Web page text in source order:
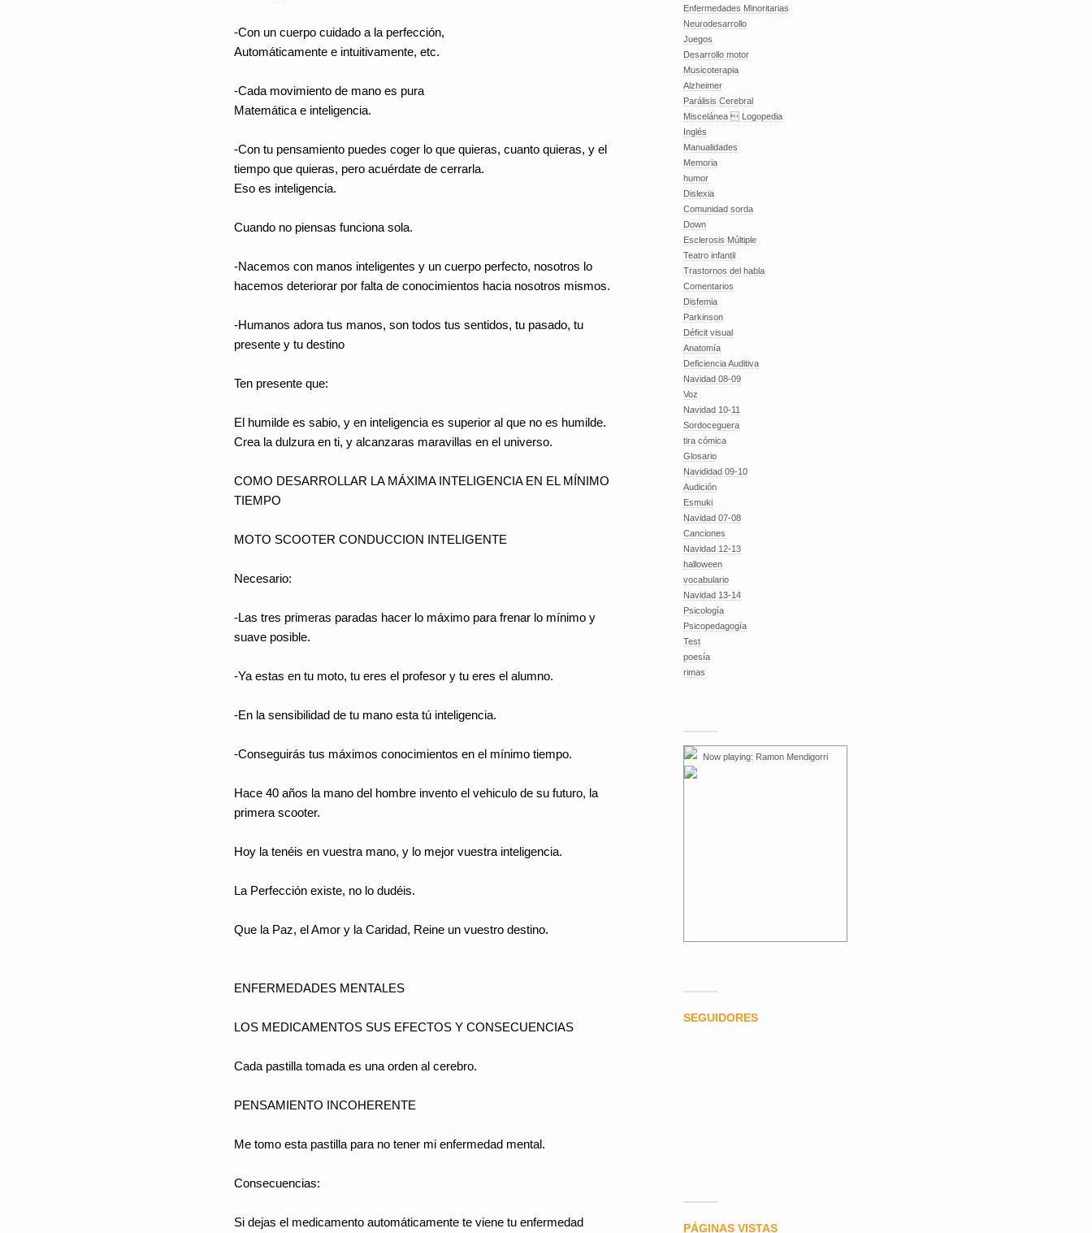
-Con un cuerpo cuidado a la perfección,
Automáticamente e intuitivamente, etc.
-Cada movimiento de mano es pura
Matemática e inteligencia.
-Con tu pensamiento puedes coger lo que quieras, cuanto quieras, y el
tiempo que quieras, pero acuérdate de cerrarla.
Eso es inteligencia.
Cuando no piensas funciona sola.
-Nacemos con manos inteligentes y un cuerpo perfecto, nosotros lo
hacemos deteriorar por falta de conocimientos hacia nosotros mismos.
-Humanos adora tus manos, son todos tus sentidos, tu pasado, tu
presente y tu destino
Ten presente que:
El humilde es sabio, y en inteligencia es superior al que no es humilde.
Crea la dulzura en ti, y alcanzaras maravillas en el universo.
COMO DESARROLLAR LA MÁXIMA INTELIGENCIA EN EL MÍNIMO
TIEMPO
MOTO SCOOTER CONDUCCION INTELIGENTE
Necesario:
-Las tres primeras paradas hacer lo máximo para frenar lo mínimo y
suave posible.
-Ya estas en tu moto, tu eres el profesor y tu eres el alumno.
-En la sensibilidad de tu mano esta tú inteligencia.
-Conseguirás tus máximos conocimientos en el mínimo tiempo.
Hace 40 años la mano del hombre invento el vehiculo de su futuro, la
primera scooter.
Hoy la tenéis en vuestra mano, y lo mejor vuestra inteligencia.
La Perfección existe, no lo dudéis.
Que la Paz, el Amor y la Caridad, Reine un vuestro destino.
ENFERMEDADES MENTALES
LOS MEDICAMENTOS SUS EFECTOS Y CONSECUENCIAS
Cada pastilla tomada es una orden al cerebro.
PENSAMIENTO INCOHERENTE
Me tomo esta pastilla para no tener mi enfermedad mental.
Consecuencias:
Si dejas el medicamento automáticamente te viene tu enfermedad
Enfermedades Minoritarias
Neurodesarrollo
Juegos
Desarrollo motor
Musicoterapia
Alzheimer
Parálisis Cerebral
Miscelánea  Logopedia
Inglés
Manualidades
Memoria
humor
Dislexia
Comunidad sorda
Down
Esclerosis Múltiple
Teatro infantil
Trastornos del habla
Comentarios
Disfemia
Parkinson
Déficit visual
Anatomía
Deficiencia Auditiva
Navidad 08-09
Voz
Navidad 10-11
Sordoceguera
tira cómica
Glosario
Navididad 09-10
Audición
Esmuki
Navidad 07-08
Canciones
Navidad 12-13
halloween
vocabulario
Navidad 13-14
Psicología
Psicopedagogía
Test
poesía
rimas
Now playing: Ramon Mendigorri
SEGUIDORES
PÁGINAS VISTAS